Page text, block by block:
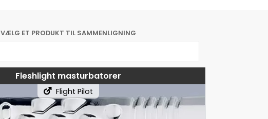
VÆLG ET PRODUKT TIL SAMMENLIGNING
Fleshlight masturbatorer
Flight Pilot